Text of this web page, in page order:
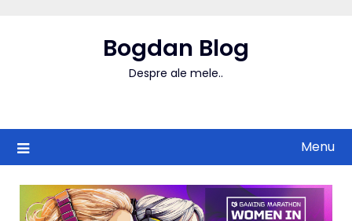
Bogdan Blog
Despre ale mele..
Menu